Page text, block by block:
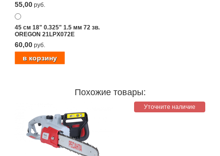
55,00 руб.
45 см 18" 0.325" 1.5 мм 72 зв.
OREGON 21LPX072E
60,00 руб.
Похожие товары:
Уточните наличие